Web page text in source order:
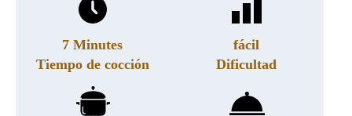
7 Minutes
Tiempo de cocción
fácil
Dificultad